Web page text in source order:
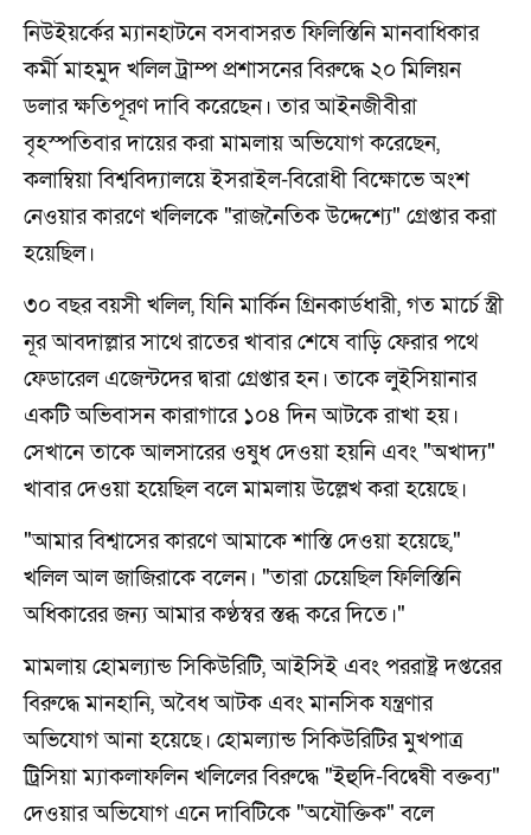
নিউইয়র্কের ম্যানহাটনে বসবাসরত ফিলিস্তিনি মানবাধিকার
কর্মী মাহমুদ খলিল ট্রাম্প প্রশাসনের বিরুদ্ধে ২০ মিলিয়ন
ডলার ক্ষতিপূরণ দাবি করেছেন। তার আইনজীবীরা
বৃহস্পতিবার দায়ের করা মামলায় অভিযোগ করেছেন,
কলাম্বিয়া বিশ্ববিদ্যালয়ে ইসরাইল-বিরোধী বিক্ষোভে অংশ
নেওয়ার কারণে খলিলকে "রাজনৈতিক উদ্দেশ্যে" গ্রেপ্তার করা
হয়েছিল।
৩০ বছর বয়সী খলিল, যিনি মার্কিন গ্রিনকার্ডধারী, গত মার্চে স্ত্রী
নূর আবদাল্লার সাথে রাতের খাবার শেষে বাড়ি ফেরার পথে
ফেডারেল এজেন্টদের দ্বারা গ্রেপ্তার হন। তাকে লুইসিয়ানার
একটি অভিবাসন কারাগারে ১০৪ দিন আটকে রাখা হয়।
সেখানে তাকে আলসারের ওষুধ দেওয়া হয়নি এবং "অখাদ্য"
খাবার দেওয়া হয়েছিল বলে মামলায় উল্লেখ করা হয়েছে।
"আমার বিশ্বাসের কারণে আমাকে শাস্তি দেওয়া হয়েছে,"
খলিল আল জাজিরাকে বলেন। "তারা চেয়েছিল ফিলিস্তিনি
অধিকারের জন্য আমার কণ্ঠস্বর স্তব্ধ করে দিতে।"
মামলায় হোমল্যান্ড সিকিউরিটি, আইসিই এবং পররাষ্ট্র দপ্তরের
বিরুদ্ধে মানহানি, অবৈধ আটক এবং মানসিক যন্ত্রণার
অভিযোগ আনা হয়েছে। হোমল্যান্ড সিকিউরিটির মুখপাত্র
ট্রিসিয়া ম্যাকলাফলিন খলিলের বিরুদ্ধে "ইহুদি-বিদ্বেষী বক্তব্য"
দেওয়ার অভিযোগ এনে দাবিটিকে "অযৌক্তিক" বলে